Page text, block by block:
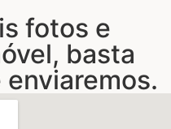
fotos e
basta